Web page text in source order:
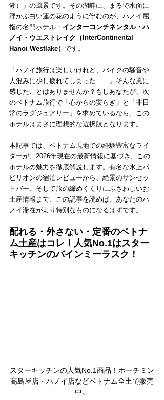
湖）」の風景です。その湖畔に、まるで水面に
浮かぶ白い蓮の花のように佇むのが、ハノイ屈
指の名門ホテル・ インターコンチネンタル・ハ
ノイ・ウエストレイク（InterContinental
Hanoi Westlake） です。
「ハノイ旅行は楽しいけれど、バイクの騒音や
人混みに少し疲れてしまった……」そんな風に
感じたことはありませんか？もしあなたが、次
のベトナム旅行で「心からの安らぎ」と「非日
常のラグジュアリー」を求めているなら、この
ホテルはまさに理想的な選択肢となります。
本記事では、ベトナム現地での経験豊富なライ
ターが、2026年現在の最新情報に基づき、この
ホテルの魅力を徹底解説します。有名な水上パ
ビリオンの宿泊レビューから、絶景のサンセッ
トバー、そして旅の締めくくりにふさわしいお
土産情報まで、この記事を読めば、あなたのハ
ノイ滞在がより特別なものになるはずです。
配れる・外さない・定番のベトナ
ム土産はコレ！人気No.1はスター
キッチンのバインミーラスク！
スターキッチンの人気No.1商品！ホーチミン
髙島屋店・ハノイ店などベトナム全土で販売
中。